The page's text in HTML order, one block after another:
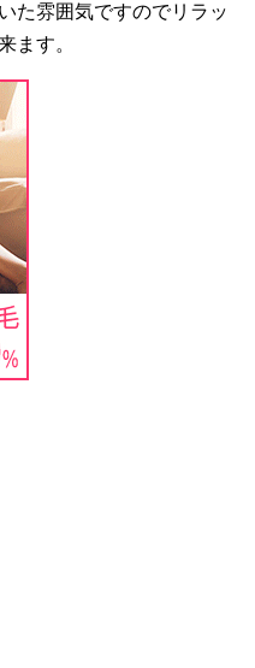
た雰囲気ですのでリラッ
ます。